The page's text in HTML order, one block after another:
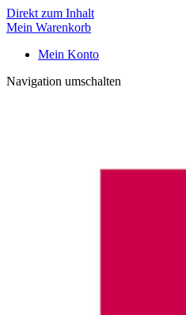
Direkt zum Inhalt
Mein Warenkorb
Mein Konto
Navigation umschalten